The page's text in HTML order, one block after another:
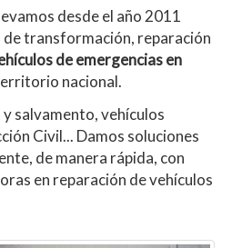
desde el año 2011
transformación, reparación
de emergencias en
nacional.
salvamento, vehículos
Civil... Damos soluciones
de manera rápida, con
en reparación de vehículos